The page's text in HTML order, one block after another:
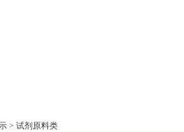
> 试剂原料类